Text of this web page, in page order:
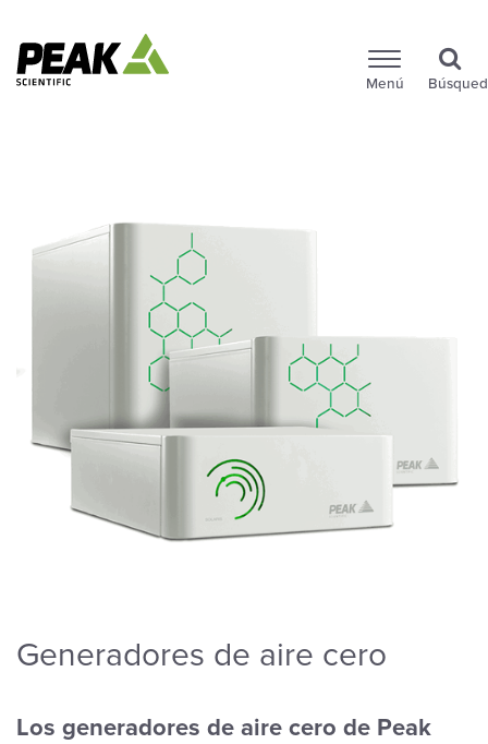
Menú
Generadores de aire cero
Los generadores de aire cero de Peak